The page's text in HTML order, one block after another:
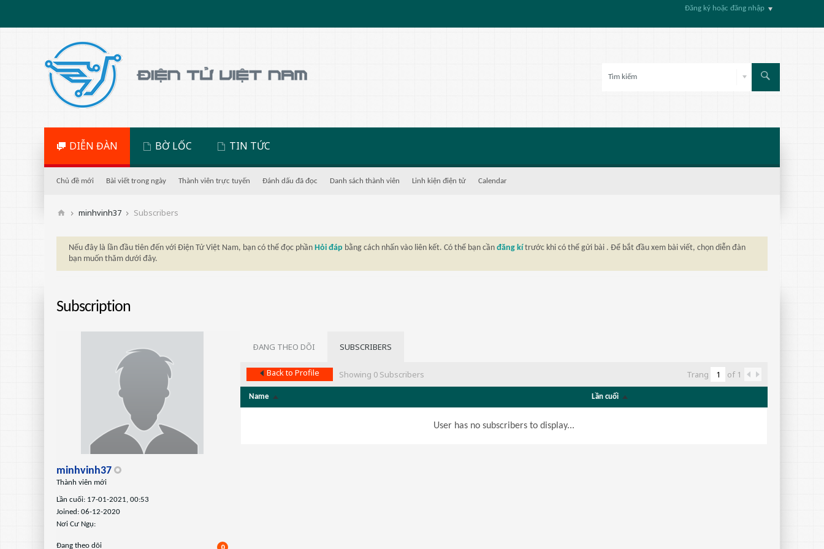
Đăng ký hoặc đăng nhập
DIỄN ĐÀN BỜ LỐC TIN TỨC
Chủ đề mới Bài viết trong ngày Thành viên trực tuyến Đánh dấu đã đọc Danh sách thành viên Linh kiện điện tử Calendar
minhvinh37 Subscribers
Nếu đây là lần đầu tiên đến với Điện Tử Việt Nam, bạn có thể đọc phần Hỏi đáp bằng cách nhấn vào liên kết. Có thể bạn cần đăng kí trước khi có thể gửi bài . Để bắt đầu xem bài viết, chọn diễn đàn
bạn muốn thăm dưới đây.
Subscription
minhvinh37
Thành viên mới
Lần cuối: 17-01-2021, 00:53
Joined: 06-12-2020
Nơi Cư Ngụ:
Ðang theo dõi 0
ÐANG THEO DÕI SUBSCRIBERS
Back to Profile Showing 0 Subscribers Trang of 1
Name Lần cuối
User has no subscribers to display...